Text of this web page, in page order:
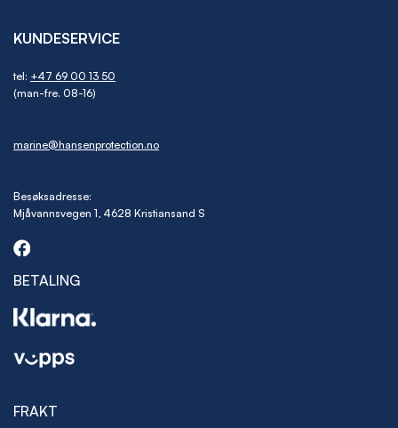
KUNDESERVICE
tel: +47 69 00 13 50
(man-fre. 08-16)
marine@hansenprotection.no
Besøksadresse:
Mjåvannsvegen 1, 4628 Kristiansand S
BETALING
FRAKT